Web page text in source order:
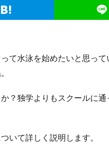
て水泳を始めたいと思って
？独学よりもスクールに通
いて詳しく説明します。